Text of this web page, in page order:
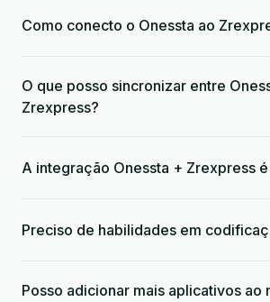
Como conecto o Onessta ao
O que posso sincronizar entre
Zrexpress?
A integração Onessta + Zrexpress
Preciso de habilidades em
Posso adicionar mais aplicativos ao